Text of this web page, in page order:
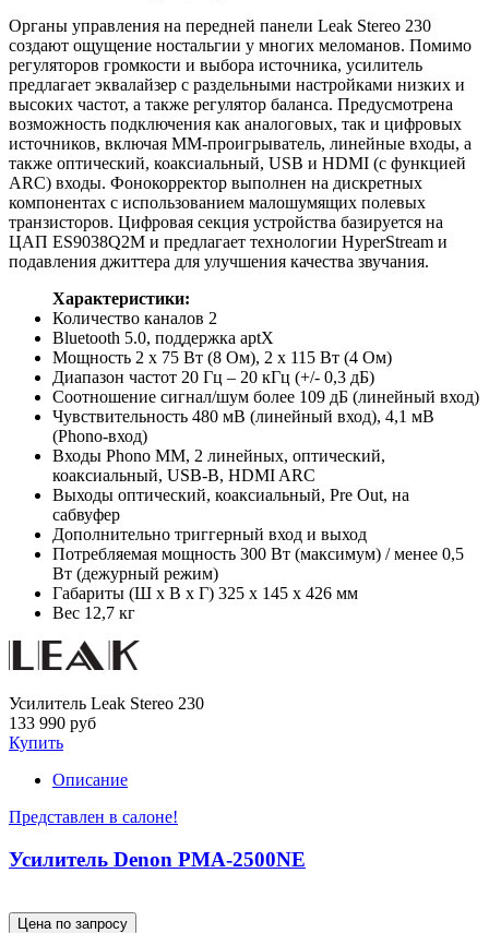
Органы управления на передней панели Leak Stereo 230
создают ощущение ностальгии у многих меломанов. Помимо
регуляторов громкости и выбора источника, усилитель
предлагает эквалайзер с раздельными настройками низких и
высоких частот, а также регулятор баланса. Предусмотрена
возможность подключения как аналоговых, так и цифровых
источников, включая ММ-проигрыватель, линейные входы, а
также оптический, коаксиальный, USB и HDMI (с функцией
ARC) входы. Фонокорректор выполнен на дискретных
компонентах с использованием малошумящих полевых
транзисторов. Цифровая секция устройства базируется на
ЦАП ES9038Q2M и предлагает технологии HyperStream и
подавления джиттера для улучшения качества звучания.
Характеристики:
Количество каналов 2
Bluetooth 5.0, поддержка aptX
Мощность 2 х 75 Вт (8 Ом), 2 х 115 Вт (4 Ом)
Диапазон частот 20 Гц – 20 кГц (+/- 0,3 дБ)
Соотношение сигнал/шум более 109 дБ (линейный вход)
Чувствительность 480 мВ (линейный вход), 4,1 мВ
(Phono-вход)
Входы Phono MM, 2 линейных, оптический,
коаксиальный, USB-B, HDMI ARC
Выходы оптический, коаксиальный, Pre Out, на
сабвуфер
Дополнительно триггерный вход и выход
Потребляемая мощность 300 Вт (максимум) / менее 0,5
Вт (дежурный режим)
Габариты (Ш х В х Г) 325 х 145 х 426 мм
Вес 12,7 кг
Усилитель Leak Stereo 230
133 990 руб
Купить
Описание
Представлен в салоне!
Усилитель Denon PMA-2500NE
Цена по запросу